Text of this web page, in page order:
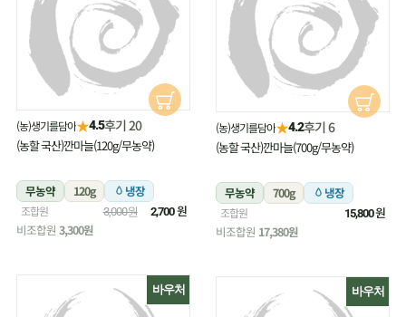
(농)생기를담아★4.5후기 20
(농할 국산)깐마늘(120g/무농약)
무농약 120g 냉장
조합원 3,000원 2,700원
비조합원 3,300원
(농)생기를담아★4.2후기 6
(농할 국산)깐마늘(700g/무농약)
무농약 700g 냉장
조합원 15,800원
비조합원 17,380원
바우처 바우처